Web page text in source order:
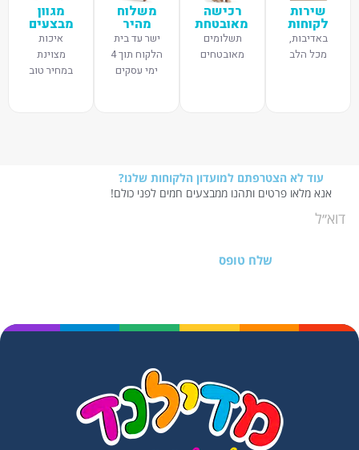
שירות
לקוחות
באדיבות,
מכל הלב
רכישה
מאובטחת
תשלומים
מאובטחים
משלוח
מהיר
ישר עד בית
הלקוח תוך 4
ימי עסקים
מגוון
מבצעים
איכות
מצוינת
במחיר טוב
עוד לא הצטרפתם למועדון הלקוחות שלנו?
אנא מלאו פרטים ותהנו ממבצעים חמים לפני כולם!
שלח טופס